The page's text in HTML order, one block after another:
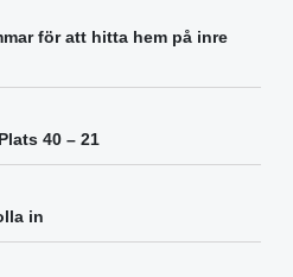
för att hitta hem på inre
40 – 21
in